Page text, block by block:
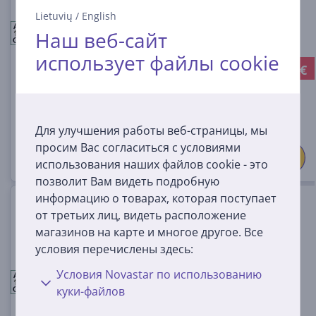
Lietuvių / English
Наш веб-сайт
использует файлы cookie
Для улучшения работы веб-страницы, мы
просим Вас согласиться с условиями
использования наших файлов cookie - это
позволит Вам видеть подробную
информацию о товарах, которая поступает
от третьих лиц, видеть расположение
магазинов на карте и многое другое. Все
условия перечислены здесь:
Условия Novastar по использованию
куки-файлов
-100 €
AA
A
G
На складе
Цена со скидкой:
A
G
Samsung Galaxy S26+, 512 ГБ,
голубой - Смартфон
SM-S947BLBGEUE